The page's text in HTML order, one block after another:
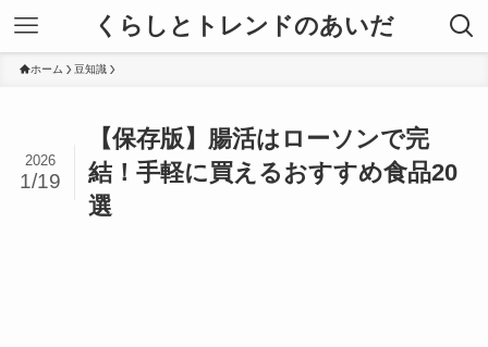
くらしとトレンドのあいだ
ホーム 豆知識
【保存版】腸活はローソンで完
結！手軽に買えるおすすめ食品20
選
2026
1/19